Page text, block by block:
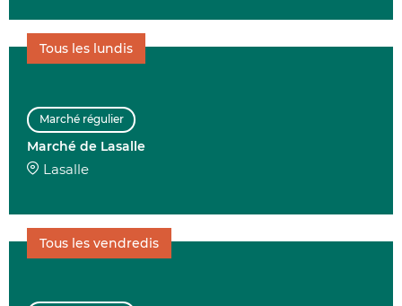
Marché régulier
Marché de Lasalle
Lasalle
Tous les lundis
Tous les vendredis